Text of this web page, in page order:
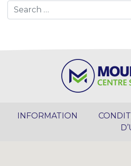
Rechercher
INFORMATION